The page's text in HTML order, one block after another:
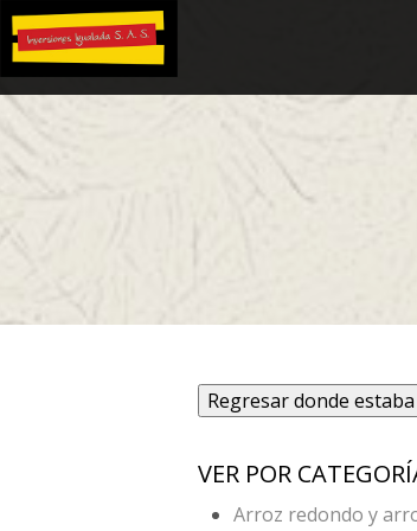
Regresar donde estaba
VER POR
Arroz redondo y